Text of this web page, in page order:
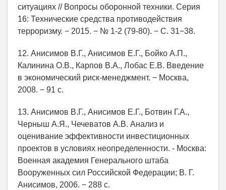
ситуациях // Вопросы оборонной техники. Серия
16: Технические средства противодействия
терроризму. − 2015. − № 1-2 (79-80). − С. 31−38.
12. Анисимов В.Г., Анисимов Е.Г., Бойко А.П.,
Калинина О.В., Карпов В.А., Лобас Е.В. Введение
в экономический риск-менеджмент. − Москва,
2008. − 91 с.
13. Анисимов В.Г., Анисимов Е.Г., Ботвин Г.А.,
Черныш А.Я., Чечеватов А.В. Анализ и
оценивание эффективности инвестиционных
проектов в условиях неопределенности. - Москва:
Военная академия Генерального штаба
Вооруженных сил Российской Федерации; В. Г.
Анисимов, 2006. − 288 с.